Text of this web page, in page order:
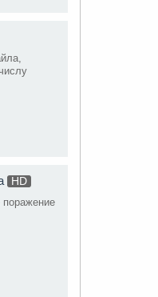
HD
поражение